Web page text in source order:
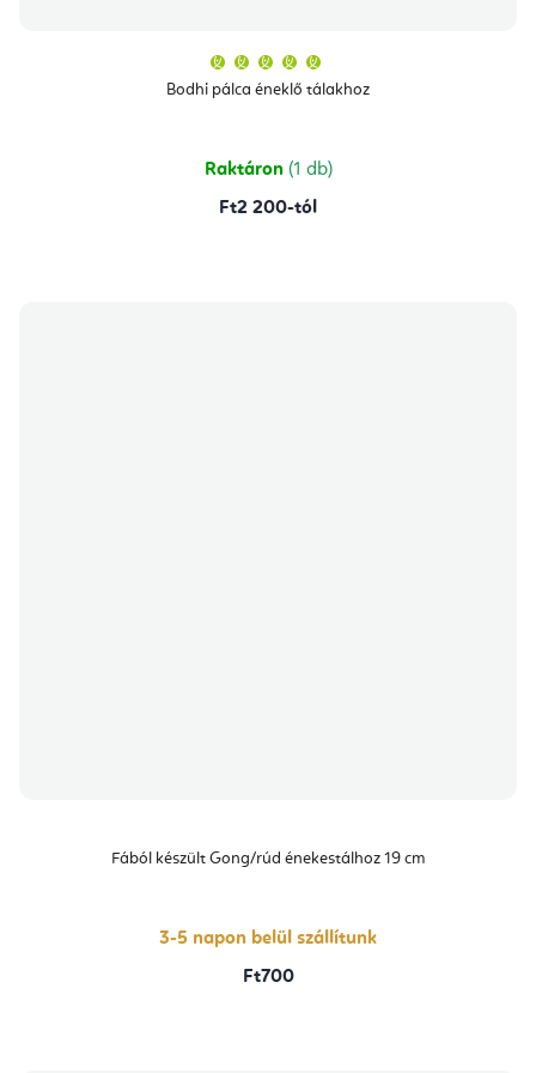
Bodhi pálca éneklő tálakhoz
átlagos
értékelése
csillag.
Raktáron (1 db)
Ft2 200-tól
Fából készült Gong/rúd énekestálhoz 19 cm
3-5 napon belül szállítunk
Ft700